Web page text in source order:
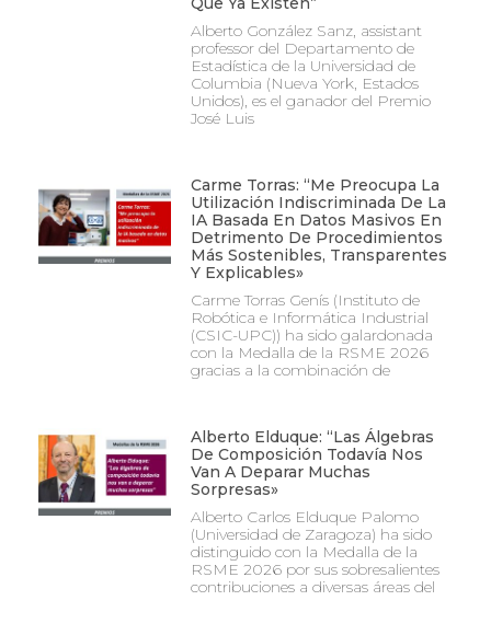
Alberto González Sanz, assistant
professor del Departamento de
Estadística de la Universidad de
Columbia (Nueva York, Estados
Unidos), es el ganador del Premio
José Luis
Carme Torras: “Me Preocupa La
Utilización Indiscriminada De La
IA Basada En Datos Masivos En
Detrimento De Procedimientos
Más Sostenibles, Transparentes
Y Explicables»
Carme Torras Genís (Instituto de
Robótica e Informática Industrial
(CSIC-UPC)) ha sido galardonada
con la Medalla de la RSME 2026
gracias a la combinación de
Alberto Elduque: “Las Álgebras
De Composición Todavía Nos
Van A Deparar Muchas
Sorpresas»
Alberto Carlos Elduque Palomo
(Universidad de Zaragoza) ha sido
distinguido con la Medalla de la
RSME 2026 por sus sobresalientes
contribuciones a diversas áreas del